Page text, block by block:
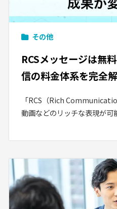
その他
RCSメッセージは無
信の料金体系を完全
「RCS（Rich
動画などのリッチな表現が可